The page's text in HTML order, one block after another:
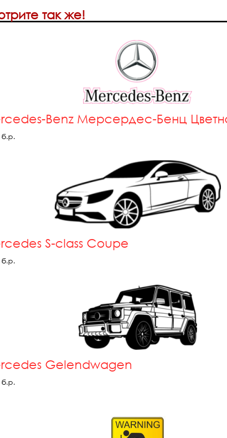
так же!
Benz Мерсердес-Бенц
б.р.
S-class Coupe
б.р.
Gelendwagen
б.р.